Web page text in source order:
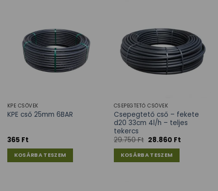
KPE CSÖVEK
KPE cső 25mm 6BAR
365 Ft
KOSÁRBA TESZEM
CSEPEGTETŐ CSÖVEK
Csepegtető cső – fekete
d20 33cm 4l/h – teljes
tekercs
29.750Ft 28.860 Ft
KOSÁRBA TESZEM